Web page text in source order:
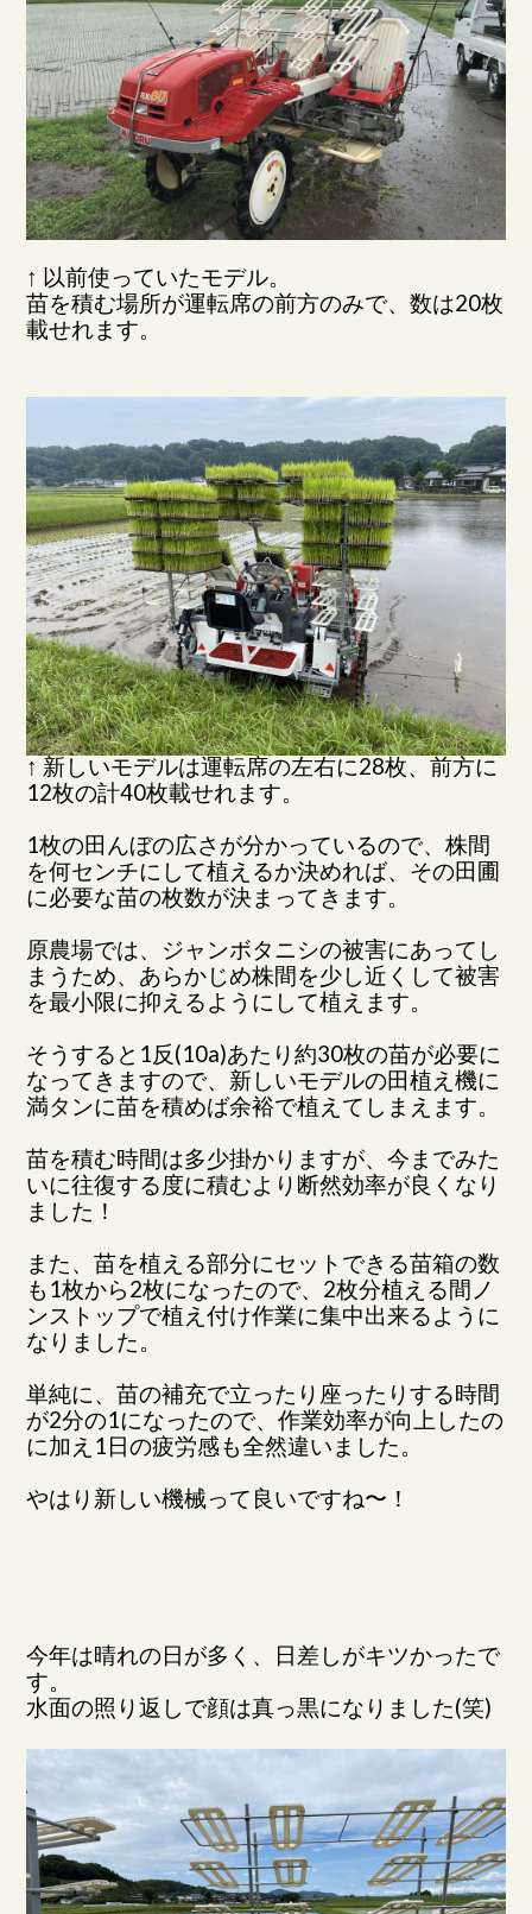
↑ 以前使っていたモデル。
苗を積む場所が運転席の前方のみで、数は20枚
載せれます。
↑ 新しいモデルは運転席の左右に28枚、前方に
12枚の計40枚載せれます。
1枚の田んぼの広さが分かっているので、株間
を何センチにして植えるか決めれば、その田圃
に必要な苗の枚数が決まってきます。
原農場では、ジャンボタニシの被害にあってし
まうため、あらかじめ株間を少し近くして被害
を最小限に抑えるようにして植えます。
そうすると1反(10a)あたり約30枚の苗が必要に
なってきますので、新しいモデルの田植え機に
満タンに苗を積めば余裕で植えてしまえます。
苗を積む時間は多少掛かりますが、今までみた
いに往復する度に積むより断然効率が良くなり
ました！
また、苗を植える部分にセットできる苗箱の数
も1枚から2枚になったので、2枚分植える間ノ
ンストップで植え付け作業に集中出来るように
なりました。
単純に、苗の補充で立ったり座ったりする時間
が2分の1になったので、作業効率が向上したの
に加え1日の疲労感も全然違いました。
やはり新しい機械って良いですね〜！
今年は晴れの日が多く、日差しがキツかったで
す。
水面の照り返しで顔は真っ黒になりました(笑)